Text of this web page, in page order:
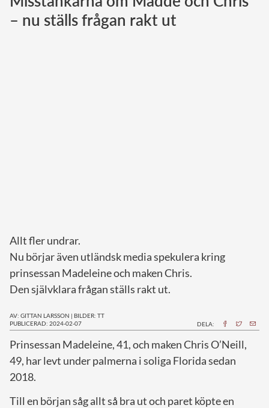
Norska kungahuset
– nu ställs frågan rakt ut
Allt fler undrar.
Nu börjar även utländsk media spekulera kring
prinsessan Madeleine och maken Chris.
Den självklara frågan ställs rakt ut.
AV: GITTAN LARSSON | BILDER: TT
PUBLICERAD: 2024-02-07
DELA:
Prinsessan Madeleine, 41, och maken Chris O’Neill,
49, har levt under palmerna i soliga Florida sedan
2018.
Till en början såg allt så bra ut och paret köpte en